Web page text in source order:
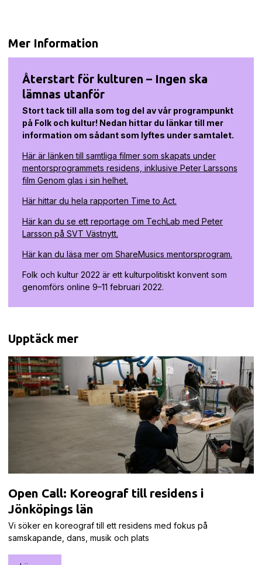
Mer Information
Återstart för kulturen – Ingen ska
lämnas utanför
Stort tack till alla som tog del av vår programpunkt
på Folk och kultur! Nedan hittar du länkar till mer
information om sådant som lyftes under samtalet.
Här är länken till samtliga filmer som skapats under
mentorsprogrammets residens, inklusive Peter Larssons
film Genom glas i sin helhet.
Här hittar du hela rapporten Time to Act.
Här kan du se ett reportage om TechLab med Peter
Larsson på SVT Västnytt.
Här kan du läsa mer om ShareMusics mentorsprogram.
Folk och kultur 2022 är ett kulturpolitiskt konvent som
genomförs online 9–11 februari 2022.
Upptäck mer
Open Call: Koreograf till residens i
Jönköpings län
Vi söker en koreograf till ett residens med fokus på
samskapande, dans, musik och plats